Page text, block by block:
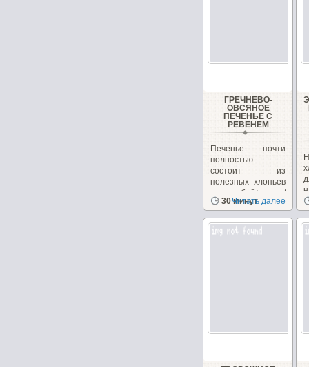
ГРЕЧНЕВО-
ОВСЯНОЕ
ПЕЧЕНЬЕ С
РЕВЕНЕМ
Печенье почти
полностью
состоит из
полезных хлопьев
и отрубей+орехи/
семечки,...
30 минут
Читать далее